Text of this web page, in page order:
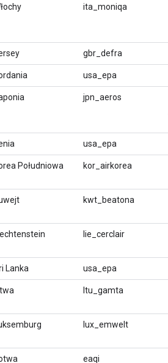
ita_moniqa
gbr_defra
usa_epa
jpn_aeros
usa_epa
Południowa kor_airkorea
kwt_beatona
lie_cerclair
Lanka usa_epa
ltu_gamta
lux_emwelt
eaqi